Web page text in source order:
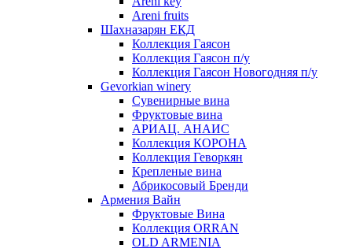
Areni fruits
Шахназарян ЕКД
Коллекция Гаясон
Коллекция Гаясон п/у
Коллекция Гаясон Новогодняя п/у
Gevorkian winery
Сувенирные вина
Фруктовые вина
АРИАЦ. АНАИС
Коллекция КОРОНА
Коллекция Геворкян
Крепленые вина
Абрикосовый Бренди
Армения Вайн
Фруктовые Вина
Коллекция ORRAN
OLD ARMENIA